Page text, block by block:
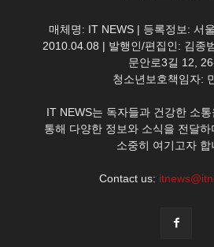
매체명: IT NEWS | 등록정보: 서
2010.04.08 | 발행인/편집인: 김종
문안로3길 12,
청소년보호책임자:
IT NEWS는 독자들과 건강한 소
통해 다양한 정보와 소식을 전달
소중히 여기고자 합
Contact us: